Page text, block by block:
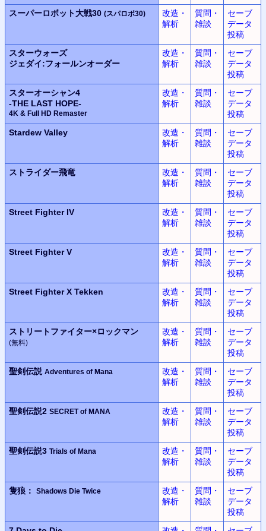
スーパーロボット大戦30 (スパロボ30)
改造・
解析
質問・
雑談
セーブ
データ
投稿
スターウォーズ
ジェダイ:フォールンオーダー
改造・
解析
質問・
雑談
セーブ
データ
投稿
スターオーシャン4
-THE LAST HOPE-
4K & Full HD Remaster
改造・
解析
質問・
雑談
セーブ
データ
投稿
Stardew Valley
改造・
解析
質問・
雑談
セーブ
データ
投稿
ストライダー飛竜
改造・
解析
質問・
雑談
セーブ
データ
投稿
Street Fighter IV
改造・
解析
質問・
雑談
セーブ
データ
投稿
Street Fighter V
改造・
解析
質問・
雑談
セーブ
データ
投稿
Street Fighter X Tekken
改造・
解析
質問・
雑談
セーブ
データ
投稿
ストリートファイター×ロックマン
(無料)
改造・
解析
質問・
雑談
セーブ
データ
投稿
聖剣伝説 Adventures of Mana
改造・
解析
質問・
雑談
セーブ
データ
投稿
聖剣伝説2 SECRET of MANA
改造・
解析
質問・
雑談
セーブ
データ
投稿
聖剣伝説3 Trials of Mana
改造・
解析
質問・
雑談
セーブ
データ
投稿
隻狼：
Shadows Die Twice
改造・
解析
質問・
雑談
セーブ
データ
投稿